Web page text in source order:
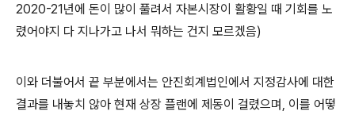
2020-21년에 돈이 많이 풀려서 자본시장이 활황일 때 기회를 노
렸어야지 다 지나가고 나서 뭐하는 건지 모르겠음)
이와 더불어서 끝 부분에서는 안진회계법인에서 지정감사에 대한
결과를 내놓치 않아 현재 상장 플랜에 제동이 걸렸으며, 이를 어떻